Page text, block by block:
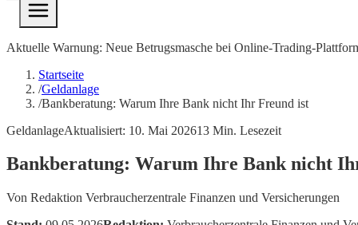
Aktuelle Warnung: Neue Betrugsmasche bei Online-Trading-
Startseite
/Geldanlage
/Bankberatung: Warum Ihre Bank nicht Ihr Freund ist
GeldanlageAktualisiert: 10. Mai 202613 Min. Lesezeit
Bankberatung: Warum Ihre Bank nicht
Von Redaktion Verbraucherzentrale Finanzen und Versicherungen